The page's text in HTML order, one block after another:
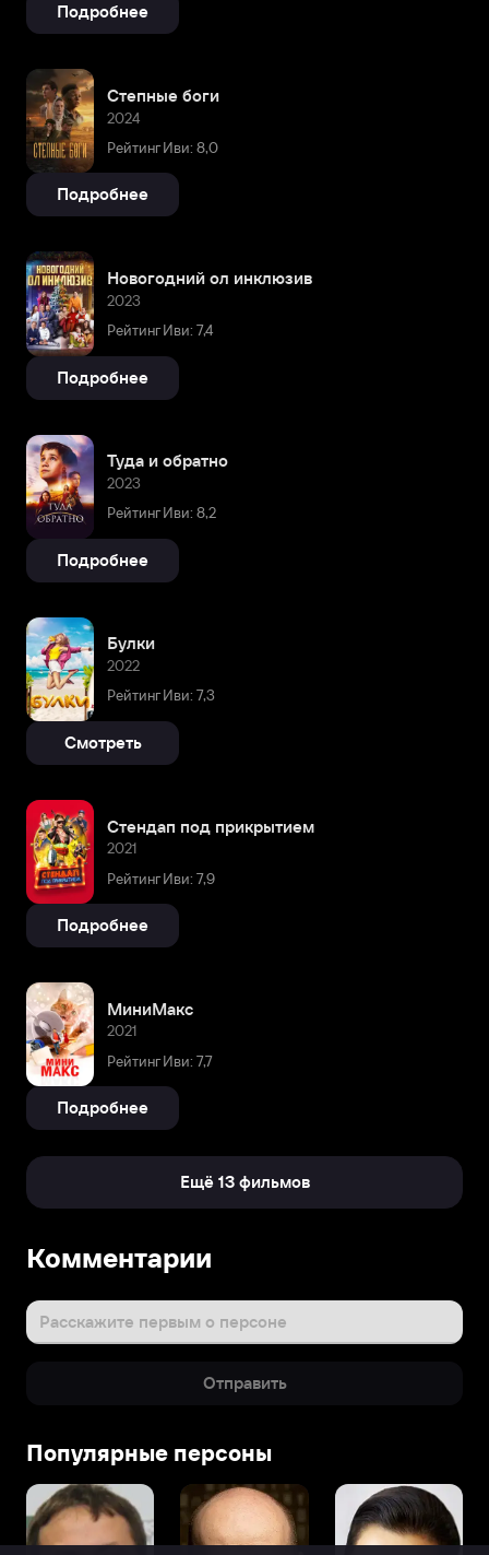
Подробнее
Степные боги
2024
Рейтинг Иви: 8,0
Подробнее
Новогодний ол инклюзив
2023
Рейтинг Иви: 7,4
Подробнее
Туда и обратно
2023
Рейтинг Иви: 8,2
Подробнее
Булки
2022
Рейтинг Иви: 7,3
Смотреть
Стендап под прикрытием
2021
Рейтинг Иви: 7,9
Подробнее
МиниМакс
2021
Рейтинг Иви: 7,7
Подробнее
Ещё 13 фильмов
Комментарии
Расскажите первым о персоне
Отправить
Популярные персоны